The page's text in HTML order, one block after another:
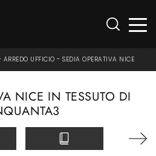
ARREDO UFFICIO -SEDIA OPERATIVA NICE
NICE IN TESSUTO DI